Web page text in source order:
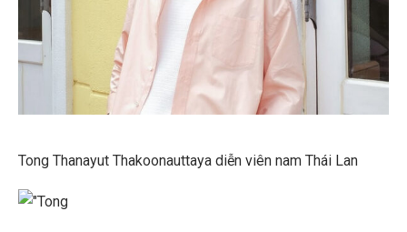
Tong Thanayut Thakoonauttaya diễn viên nam Thái Lan